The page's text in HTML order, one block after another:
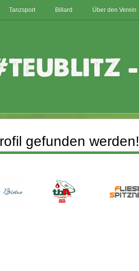
Tanzsport Billard Über den Verein
gefunden werden!